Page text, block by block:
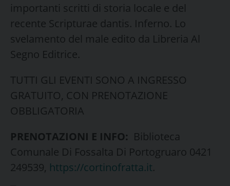
importanti scritti di storia locale e del
recente Scripturae dantis. Inferno. Lo
svelamento del male edito da Libreria Al
Segno Editrice.
TUTTI GLI EVENTI SONO A INGRESSO
GRATUITO, CON PRENOTAZIONE
OBBLIGATORIA
PRENOTAZIONI E INFO: Biblioteca
Comunale Di Fossalta Di Portogruaro 0421
249539, https://cortinofratta.it.